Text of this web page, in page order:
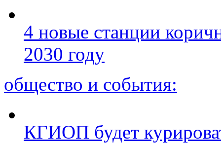
4 новые станции
2030 году
общество и события:
КГИОП будет